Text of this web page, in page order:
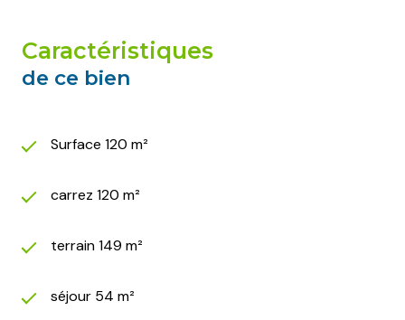
caractéristiques
de ce bien
Surface 120 m²
carrez 120 m²
terrain 149 m²
séjour 54 m²